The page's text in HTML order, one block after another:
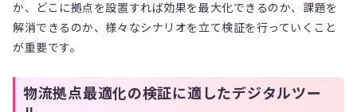
か、どこに拠点を設置すれば効果を最大化できるのか、課題を
解消できるのか、様々なシナリオを立て検証を行っていくこと
が重要です。
物流拠点最適化の検証に適したデジタルツー